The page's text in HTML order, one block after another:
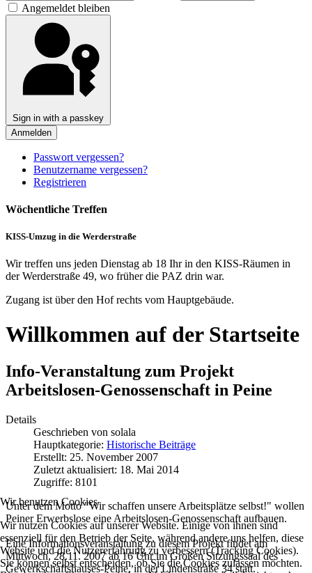
Angemeldet bleiben
Sign in with a passkey
Anmelden
Passwort vergessen?
Benutzername vergessen?
Registrieren
Wöchentliche Treffen
KISS-Umzug in die Werderstraße
Wir treffen uns jeden Dienstag ab 18 Ihr in den KISS-Räumen in
der Werderstraße 49, wo früher die PAZ drin war.
Zugang ist über den Hof rechts vom Hauptgebäude.
Willkommen auf der Startseite
Info-Veranstaltung zum Projekt
Arbeitslosen-Genossenschaft in Peine
Details
Geschrieben von solala
Hauptkategorie: Historische Beiträge
Erstellt: 25. November 2007
Zuletzt aktualisiert: 18. Mai 2014
Zugriffe: 8101
Unter dem Motto "Wir schaffen unsere Arbeitsplätze selbst!" wollen
Peiner Erwerbslose eine Arbeitslosen-Genossenschaft aufbauen.
Eine Informationsveranstaltung zu diesem Projekt findet am
Mittwoch, 28.11. 2007 ab 16 Uhr im Großen Sitzungssaal des
Gewerkschaftshauses-Peine, in der Lindenstraße 34 statt.
Wir benutzen Cookies
Wir nutzen Cookies auf unserer Website. Einige von ihnen sind
essenziell für den Betrieb der Seite, während andere uns helfen, diese
Website und die Nutzererfahrung zu verbessern (Tracking Cookies).
Sie können selbst entscheiden, ob Sie die Cookies zulassen möchten.